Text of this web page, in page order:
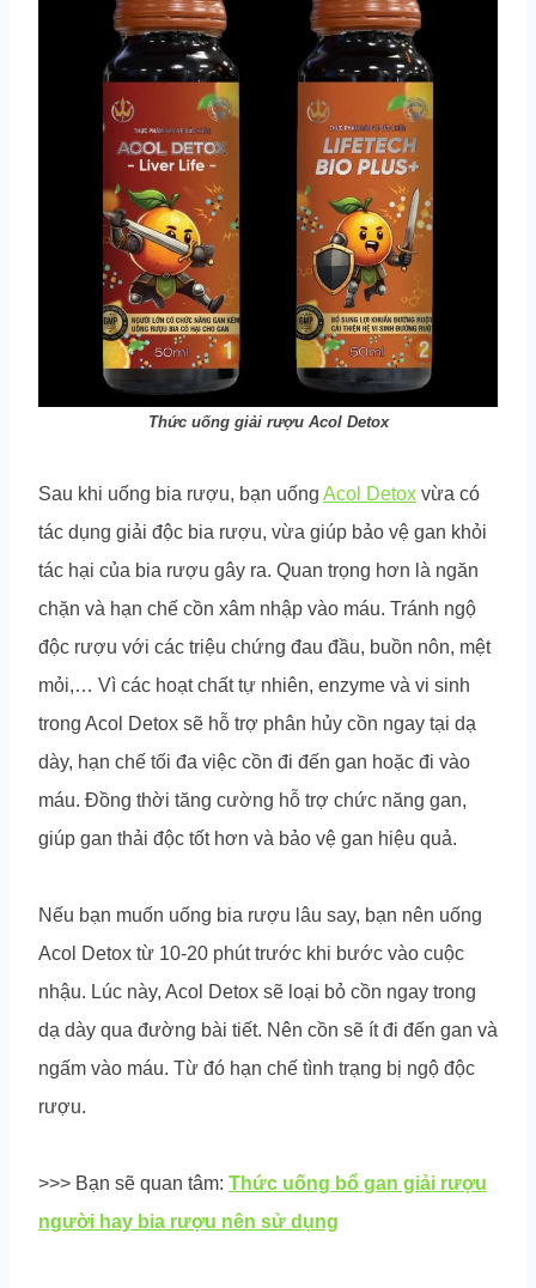
Thức uống giải rượu Acol Detox
Sau khi uống bia rượu, bạn uống Acol Detox vừa có
tác dụng giải độc bia rượu, vừa giúp bảo vệ gan khỏi
tác hại của bia rượu gây ra. Quan trọng hơn là ngăn
chặn và hạn chế cồn xâm nhập vào máu. Tránh ngộ
độc rượu với các triệu chứng đau đầu, buồn nôn, mệt
mỏi,… Vì các hoạt chất tự nhiên, enzyme và vi sinh
trong Acol Detox sẽ hỗ trợ phân hủy cồn ngay tại dạ
dày, hạn chế tối đa việc cồn đi đến gan hoặc đi vào
máu. Đồng thời tăng cường hỗ trợ chức năng gan,
giúp gan thải độc tốt hơn và bảo vệ gan hiệu quả.
Nếu bạn muốn uống bia rượu lâu say, bạn nên uống
Acol Detox từ 10-20 phút trước khi bước vào cuộc
nhậu. Lúc này, Acol Detox sẽ loại bỏ cồn ngay trong
dạ dày qua đường bài tiết. Nên cồn sẽ ít đi đến gan và
ngấm vào máu. Từ đó hạn chế tình trạng bị ngộ độc
rượu.
>>> Bạn sẽ quan tâm: Thức uống bổ gan giải rượu
người hay bia rượu nên sử dụng